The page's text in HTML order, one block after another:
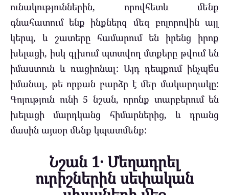
ունակություններին, որովհետև մենք
գնահատում ենք ինքներզ մեզ բոլորովին այլ
կերպ, և շատերը համարում են իրենց իրոք
խելացի, իսկ գլխում պտտվող մտքերը թվում են
իմաստուն և ռացիոնալ: Այդ դեպքում ինչպե՞ս
իմանալ, թե որքան բարձր է մեր մակարդակը:
Գոյություն ունի 5 նշան, որոնք տարբերում են
խելացի մարդկանց հիմարներից, և դրանց
մասին այսօր մենք կպատմենք:
Նշան 1․ Մեղադրել
ուրիշներին սեփական